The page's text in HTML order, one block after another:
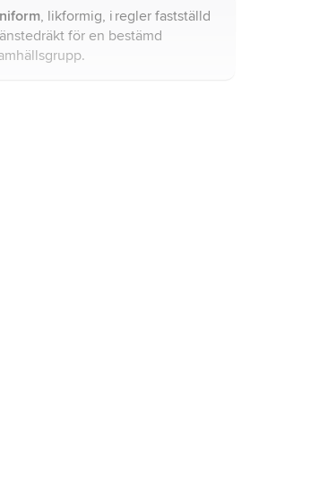
, likformig, i regler fastställd
för en bestämd